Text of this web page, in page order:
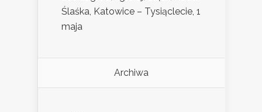
Ślaśka, Katowice – Tysiąclecie, 1
maja
Archiwa